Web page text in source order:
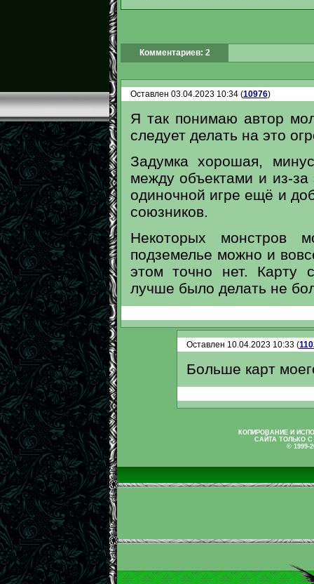
Комментариев: 2
Оставлен 03.04.2023 10:34 (10976)
Я так понимаю автор
следует делать на это
Задумка хорошая,
между объектами и из-за
одиночной игре ещё и
союзников.
Некоторых монстров
подземелье можно и
этом точно нет. Карту
лучше было делать не
Оставлен 10.04.2023 10:33 (
Больше карт
КОПИРОВАНИЕ И
САЙТА ТОЛЬКО
© 1999-